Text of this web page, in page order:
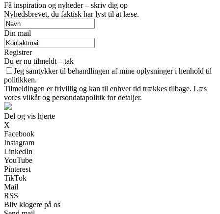
Få inspiration og nyheder – skriv dig op
Nyhedsbrevet, du faktisk har lyst til at læse.
Din mail
Registrer
Du er nu tilmeldt – tak
Jeg samtykker til behandlingen af mine oplysninger i henhold til
politikken.
Tilmeldingen er frivillig og kan til enhver tid trækkes tilbage. Læs
vores vilkår og persondatapolitik for detaljer.
Del og vis hjerte
X
Facebook
Instagram
LinkedIn
YouTube
Pinterest
TikTok
Mail
RSS
Bliv klogere på os